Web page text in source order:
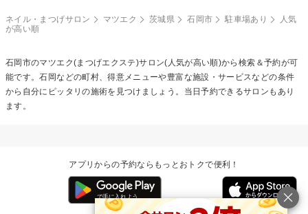
ネイル・まつげサロン マツエク 茨城県 石岡市 駐車場あり
人気
が高い順
石岡市のマツエク(まつげエクステ)サロン(人気が高い順)から検索＆予約が可
能です。石岡などの町村、得意メニューや豊富な施設・サービスなどの条件
から自分にピッタリの施術を見つけましょう。当日予約できるサロンもあり
ます。
アプリからの予約ならもっとおトクで便利！